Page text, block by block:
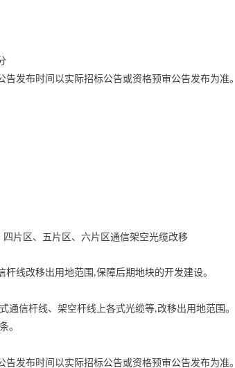
发布时间以实际招标公告或资格预审公告发布为准。
片区、五片区、六片区通信架空光缆改移
杆线改移出用地范围 ,保障后期地块的开发建设。
通信杆线、架空杆线上各式光缆等,改移出用地范围。
。
发布时间以实际招标公告或资格预审公告发布为准。